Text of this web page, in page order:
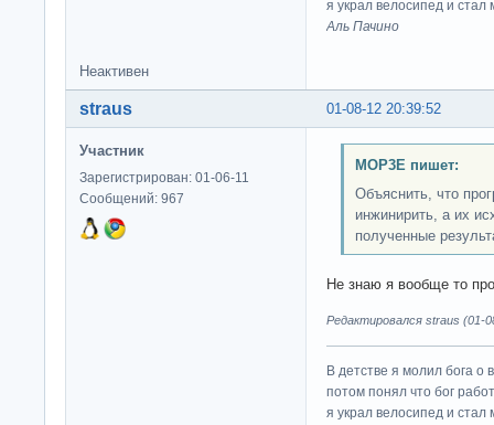
я украл велосипед и стал
Аль Пачино
Неактивен
01-08-12 20:39:52
straus
Участник
Зарегистрирован: 01-06-11
Сообщений: 967
MOP3E пишет:
Объяснить, что
инжинирить, а их
полученные
Не знаю я вообще то
Редактировался straus (01-
В детстве я молил бога о
потом понял что бог
я украл велосипед и стал